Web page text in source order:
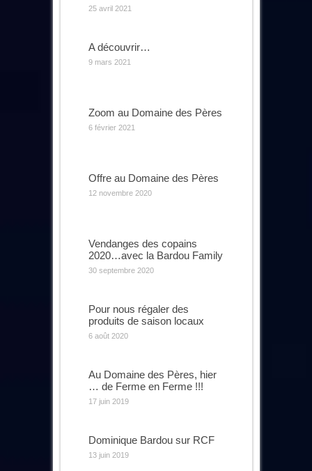
25 avril 2021
A découvrir…
9 mars 2021
Zoom au Domaine des Pères
6 février 2021
Offre au Domaine des Pères
12 novembre 2020
Vendanges des copains
2020…avec la Bardou Family
30 septembre 2020
Pour nous régaler des
produits de saison locaux
6 août 2020
Au Domaine des Pères, hier
… de Ferme en Ferme !!!
17 juin 2019
Dominique Bardou sur RCF
13 juin 2019